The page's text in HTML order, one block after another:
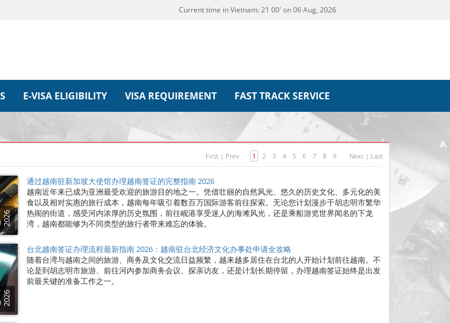
Current time in Vietnam:21 00' on 06 Aug, 2026
E-VISA ELIGIBILITY VISA REQUIREMENT FAST TRACK SERVICE
First | Prev 1 2 3 4 5 6 7 8 9 Next | Last
2026
通过越南驻新加坡大使馆办理越南签证的完整指南 2026
越南近年来已成为亚洲最受欢迎的旅游目的地之一。凭借壮丽的自然风光、悠久的历史文化、多元化的美
食以及相对实惠的旅行成本，越南每年吸引着数百万国际游客前往探索。无论您计划漫步于胡志明市繁华
热闹的街道，感受河内浓厚的历史氛围，前往岘港享受迷人的海滩风光，还是乘船游览世界闻名的下龙
湾，越南都能够为不同类型的旅行者带来难忘的体验。
2026
台北越南签证办理流程最新指南 2026：越南驻台北经济文化办事处申请全攻略
随着台湾与越南之间的旅游、商务及文化交流日益频繁，越来越多居住在台北的人开始计划前往越南。不
论是到胡志明市旅游、前往河内参加商务会议、探亲访友，还是计划长期停留，办理越南签证始终是出发
前最关键的准备工作之一。